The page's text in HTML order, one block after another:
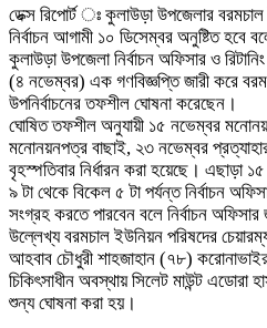
ডেক্স রিপোর্ট ঃ কুলাউড়া উপজেলার
নির্বাচন আগামী ১০ ডিসেম্বর অনুষ্টিত হবে
কুলাউড়া উপজেলা নির্বাচন অফিসার ও
(৪ নভেম্বর) এক গণবিজ্ঞপ্তি জারী করে
উপনির্বাচনের তফশীল ঘোষনা করেছেন।
ঘোষিত তফশীল অনুযায়ী ১৫ নভেম্বর
মনোনয়নপত্র বাছাই, ২৩ নভেম্বর
বৃহস্পতিবার নির্ধারন করা হয়েছে। এছাড়া
৯ টা থেকে বিকেল ৫ টা পর্যন্ত নির্বাচন
সংগ্রহ করতে পারবেন বলে নির্বাচন অফিসার
উল্লেখ্য বরমচাল ইউনিয়ন পরিষদের
আহবাব চৌধুরী শাহজাহান (৭৮)
চিকিৎসাধীন অবস্থায় সিলেট মাউন্ট
শুন্য ঘোষনা করা হয়।